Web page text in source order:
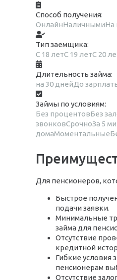
Способ получения:
ОнлайнНаличнымиНа
Тип заемщика:
С 18 летС 19 летС 20
Длительность займа:
на 30 днейДо
Займы по условиям:
Без процентовБез
звонковСрочноЗа 5
домаМоментальные
Для пенсионеров,
Быстрое
подачи заявки.
Минимальные
займа для
Отсутствие
кредитной
Гибкие условия
пенсионерам
Отсутствие